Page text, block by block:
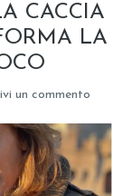
CACCIA
LA
un commento